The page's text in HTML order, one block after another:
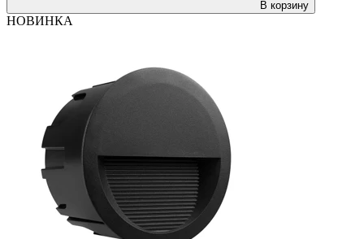
В корзину
НОВИНКА